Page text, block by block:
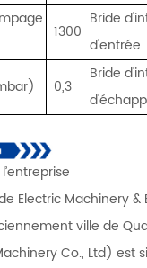
1300
Bride
d'entrée
0,3
Bride
Electric Machinery &
ville de
Co., Ltd) est